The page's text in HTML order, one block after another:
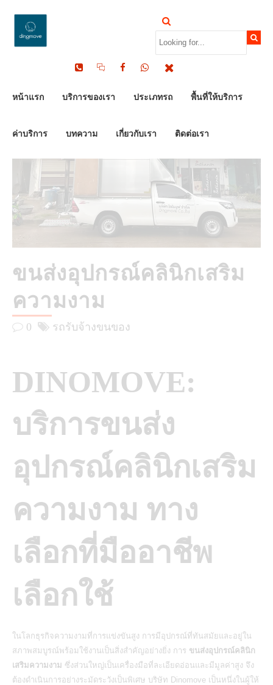
หน้าแรก บริการของเรา ประเภทรถ พื้นที่ให้บริการ
ค่าบริการ บทความ เกี่ยวกับเรา ติดต่อเรา
ขนส่งอุปกรณ์คลินิกเสริม
ความงาม
0 รถรับจ้างขนของ
DINOMOVE:
บริการขนส่ง
อุปกรณ์คลินิกเสริม
ความงาม ทาง
เลือกที่มืออาชีพ
เลือกใช้
ในโลกธุรกิจความงามที่การแข่งขันสูง การมีอุปกรณ์ที่ทันสมัยและอยู่ใน
สภาพสมบูรณ์พร้อมใช้งานเป็นสิ่งสำคัญอย่างยิ่ง การ ขนส่งอุปกรณ์คลินิก
เสริมความงาม ซึ่งส่วนใหญ่เป็นเครื่องมือที่ละเอียดอ่อนและมีมูลค่าสูง จึง
ต้องดำเนินการอย่างระมัดระวังเป็นพิเศษ บริษัท Dinomove เป็นหนึ่งในผู้ให้